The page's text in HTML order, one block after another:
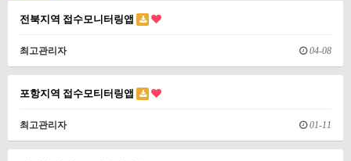
전북지역 접수모니터링앱
최고관리자 04-08
포항지역 접수모티터링앱
최고관리자 01-11